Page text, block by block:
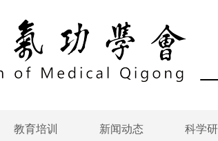
教育培训 新闻动态 科学